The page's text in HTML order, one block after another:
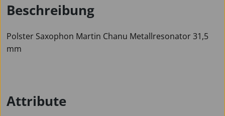
Beschreibung
Polster Saxophon Martin Chanu Metallresonator 31,5
mm
Attribute